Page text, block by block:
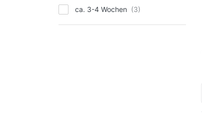
ca. 3-4 Wochen